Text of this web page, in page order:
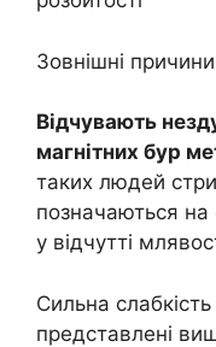
Зовнішні причини
Відчувають
магнітних бур
таких людей
позначаються на
у відчутті
Сильна
представлені